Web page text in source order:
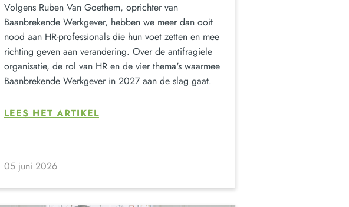
Volgens Ruben Van Goethem, oprichter van
Baanbrekende Werkgever, hebben we meer dan ooit
nood aan HR-professionals die hun voet zetten en mee
richting geven aan verandering. Over de antifragiele
organisatie, de rol van HR en de vier thema's waarmee
Baanbrekende Werkgever in 2027 aan de slag gaat.
LEES HET ARTIKEL
05 juni 2026